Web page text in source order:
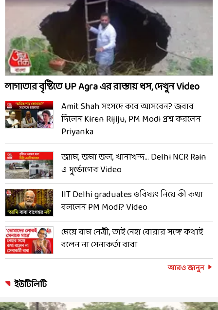
লাগাতার বৃষ্টিতে UP Agra এর রাস্তায় ধস, দেখুন Video
Amit Shah সংসদে কবে আসবেন? জবাব
দিলেন Kiren Rijiju, PM Modi প্রশ্ন করলেন
Priyanka
জ্যাম, জমা জল, খানাখন্দ... Delhi NCR Rain
এ দুর্ভোগের Video
IIT Delhi graduates ভবিষ্যৎ নিয়ে কী কথা
বললেন PM Modi? Video
মেয়ে বাম নেত্রী, তাই নেহা বোরার সঙ্গে কথাই
বলেন না সেনাকর্তা বাবা
আরও জানুন
ইউটিলিটি